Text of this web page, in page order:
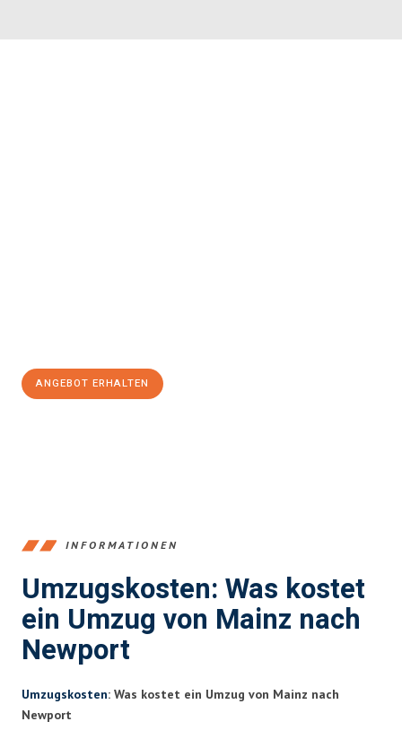
ANGEBOT ERHALTEN
INFORMATIONEN
Umzugskosten: Was kostet
ein Umzug von Mainz nach
Newport
Umzugskosten: Was kostet ein Umzug von Mainz nach
Newport